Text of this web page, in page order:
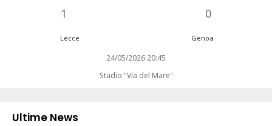
1 0
Lecce Genoa
24/05/2026 20:45
Stadio "Via del Mare"
Ultime News